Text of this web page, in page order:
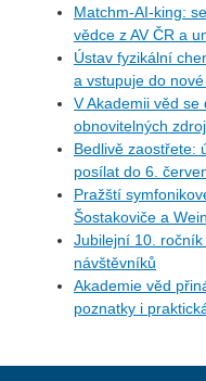
Matchm-AI-king:
vědce z AV ČR a
Ústav fyzikální
a vstupuje do
V Akademii věd
obnovitelných
Bedlivě zaostřete:
posílat do 6.
Pražští
Šostakoviče a
Jubilejní 10.
návštěvníků
Akademie věd
poznatky i